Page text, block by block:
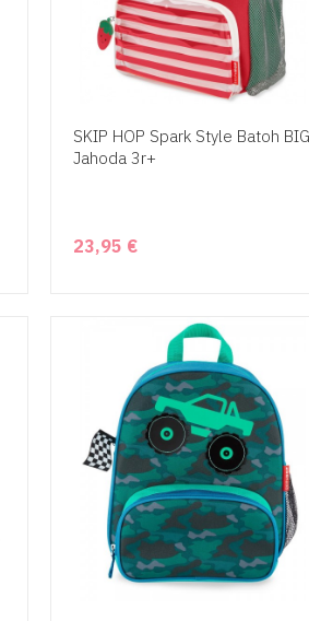
SKIP HOP Spark Style Batoh BIG
Jahoda 3r+
23,95 €